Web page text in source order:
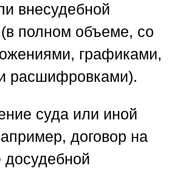
внесудебной
(в полном объеме, со
графиками,
расшифровками).
суда или иной
договор на
досудебной